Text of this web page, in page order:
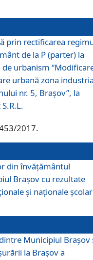
prin rectificarea
de la P (parter) la
urbanism
urbană zona
nr. 5, Braşov”, la
2017.
din învățământul
Brașov cu rezultate
și naționale
Municipiul Brașov
la Brașov a